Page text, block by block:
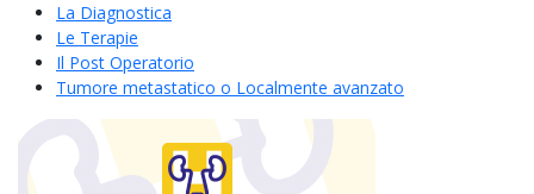
La Diagnostica
Le Terapie
Il Post Operatorio
Tumore metastatico o Localmente avanzato